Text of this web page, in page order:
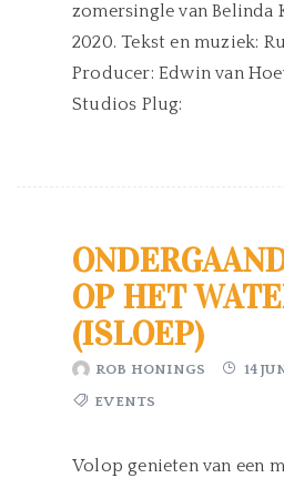
zomersingle van Belinda
2020. Tekst en muziek:
Producer: Edwin van
Studios Plug:
OP HET
(ISLOEP)
ROB HONINGS 14
EVENTS
Volop genieten van een